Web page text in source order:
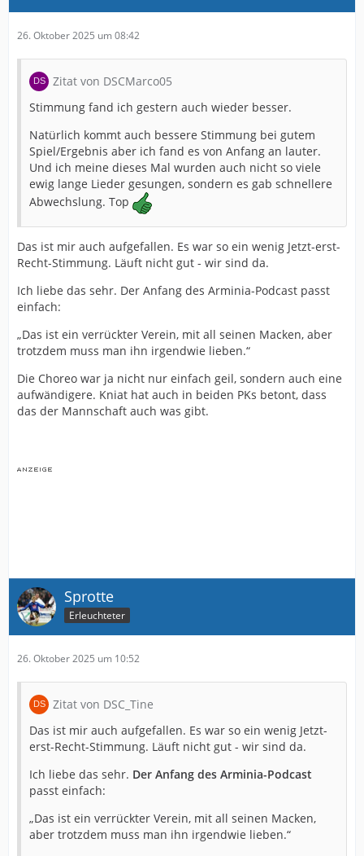
26. Oktober 2025 um 08:42
Zitat von DSCMarco05
Stimmung fand ich gestern auch wieder besser.
Natürlich kommt auch bessere Stimmung bei gutem
Spiel/Ergebnis aber ich fand es von Anfang an lauter.
Und ich meine dieses Mal wurden auch nicht so viele
ewig lange Lieder gesungen, sondern es gab schnellere
Abwechslung. Top
Das ist mir auch aufgefallen. Es war so ein wenig Jetzt-erst-
Recht-Stimmung. Läuft nicht gut - wir sind da.
Ich liebe das sehr. Der Anfang des Arminia-Podcast passt
einfach:
„Das ist ein verrückter Verein, mit all seinen Macken, aber
trotzdem muss man ihn irgendwie lieben.“
Die Choreo war ja nicht nur einfach geil, sondern auch eine
aufwändigere. Kniat hat auch in beiden PKs betont, dass
das der Mannschaft auch was gibt.
Sprotte
Erleuchteter
26. Oktober 2025 um 10:52
Zitat von DSC_Tine
Das ist mir auch aufgefallen. Es war so ein wenig Jetzt-
erst-Recht-Stimmung. Läuft nicht gut - wir sind da.
Ich liebe das sehr. Der Anfang des Arminia-Podcast
passt einfach:
„Das ist ein verrückter Verein, mit all seinen Macken,
aber trotzdem muss man ihn irgendwie lieben.“